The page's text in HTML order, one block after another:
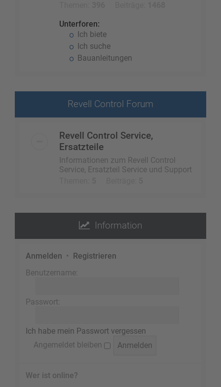
Unterforen:
Ich biete
Ich suche
Bauanleitungen
Revell Control Forum
Revell Control Service,
Ersatzteile
Informationen zum Revell Control
Service, Ersatzteil Service und Support
Information
Anmelden • Registrieren
Benutzername:
Passwort:
Ich habe mein Passwort vergessen
Angemeldet bleiben
Wer ist online?